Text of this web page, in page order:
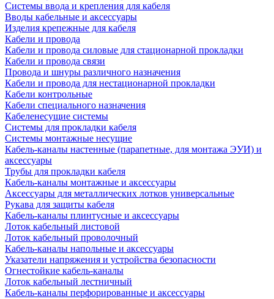
Системы ввода и крепления для кабеля
Вводы кабельные и аксессуары
Изделия крепежные для кабеля
Кабели и провода
Кабели и провода силовые для стационарной прокладки
Кабели и провода связи
Провода и шнуры различного назначения
Кабели и провода для нестационарной прокладки
Кабели контрольные
Кабели специального назначения
Кабеленесущие системы
Системы для прокладки кабеля
Системы монтажные несущие
Кабель-каналы настенные (парапетные, для монтажа ЭУИ) и
аксессуары
Трубы для прокладки кабеля
Кабель-каналы монтажные и аксессуары
Аксессуары для металлических лотков универсальные
Рукава для защиты кабеля
Кабель-каналы плинтусные и аксессуары
Лоток кабельный листовой
Лоток кабельный проволочный
Кабель-каналы напольные и аксессуары
Указатели напряжения и устройства безопасности
Огнестойкие кабель-каналы
Лоток кабельный лестничный
Кабель-каналы перфорированные и аксессуары